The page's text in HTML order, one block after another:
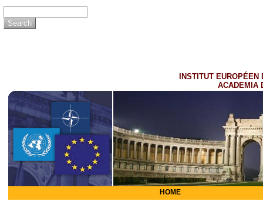
INSTITUT EUROPÉEN
ACADEMIA
HOME